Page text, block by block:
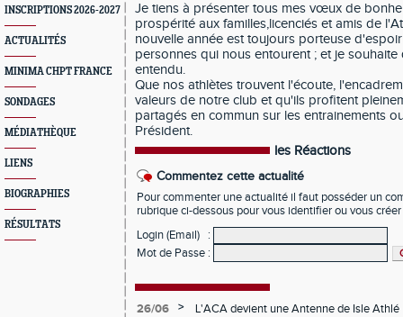
INSCRIPTIONS 2026-2027
ACTUALITÉS
MINIMA CHPT FRANCE
SONDAGES
MÉDIATHÈQUE
LIENS
BIOGRAPHIES
RÉSULTATS
Je tiens à présenter tous mes vœux de
prospérité aux familles,licenciés et amis de
nouvelle année est toujours porteuse
personnes qui nous entourent ; et je
entendu.
Que nos athlètes trouvent l'écoute,
valeurs de notre club et qu'ils profitent
partagés en commun sur les entrainements
Président.
les Réactions
Commentez cette actualité
Pour commenter une actualité il faut posséder un
rubrique ci-dessous pour vous identifier ou vous
Login (Email)
:
Mot de Passe :
26/06 >
L'ACA devient une Antenne de Isle Athlé